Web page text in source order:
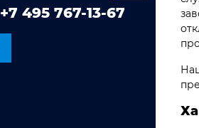
+7 495 767-13-67